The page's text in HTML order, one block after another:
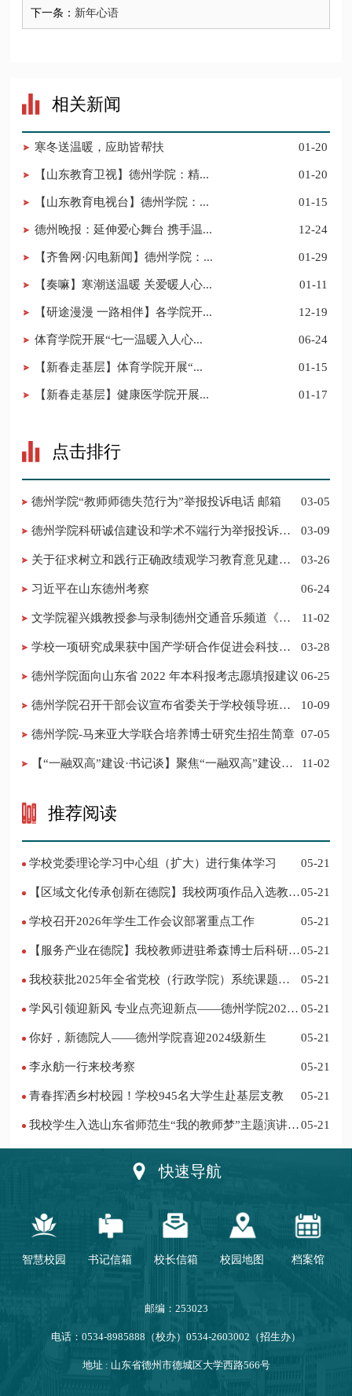
下一条： 新年心语
相关新闻
寒冬送温暖，应助皆帮扶 01-20
【山东教育卫视】德州学院：精... 01-20
【山东教育电视台】德州学院：... 01-15
德州晚报：延伸爱心舞台 携手温... 12-24
【齐鲁网·闪电新闻】德州学院：... 01-29
【奏嘛】寒潮送温暖 关爱暖人心... 01-11
【研途漫漫 一路相伴】各学院开... 12-19
体育学院开展“七一温暖入人心... 06-24
【新春走基层】体育学院开展“... 01-15
【新春走基层】健康医学院开展... 01-17
点击排行
德州学院“教师师德失范行为”举报投诉电话 邮箱 03-05
德州学院科研诚信建设和学术不端行为举报投诉电
03-09
03-26
习近平在山东德州考察 06-24
​文学院翟兴娥教授参与录制德州交通音乐频道《科
11-02
学校一项研究成果获中国产学研合作促进会科技创
03-28
德州学院面向山东省 2022 年本科报考志愿填报建议 06-25
​德州学院召开干部会议宣布省委关于学校领导班子
10-09
德州学院-马来亚大学联合培养博士研究生招生简章 07-05
11-02
推荐阅读
学校党委理论学习中心组（扩大）进行集体学习 05-21
05-21
学校召开2026年学生工作会议部署重点工作 05-21
05-21
我校获批2025年全省党校（行政学院）系统课题立
05-21
学风引领迎新风 专业点亮迎新点——德州学院2024
05-21
你好，新德院人——德州学院喜迎2024级新生 05-21
李永舫一行来校考察 05-21
青春挥洒乡村校园！学校945名大学生赴基层支教 05-21
我校学生入选山东省师范生“我的教师梦”主题演讲活
05-21
快速导航
智慧校园 书记信箱 校长信箱 校园地图 档案馆
邮编：253023
电话：0534-8985888（校办）0534-2603002（招生办）
地址 : 山东省德州市德城区大学西路566号